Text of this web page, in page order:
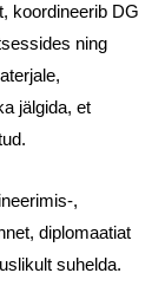
koordineerib DG
ning
jälgida, et
,
diplomaatiat
suhelda.